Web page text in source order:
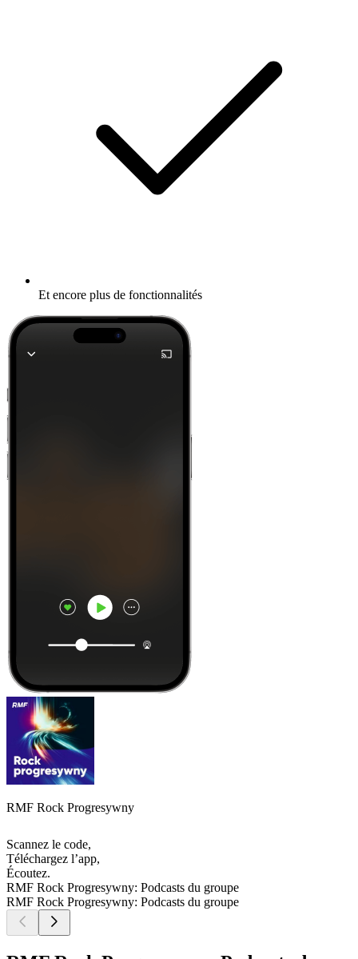
Et encore plus de fonctionnalités
RMF Rock Progresywny
Scannez le code,
Téléchargez l’app,
Écoutez.
RMF Rock Progresywny: Podcasts du groupe
RMF Rock Progresywny: Podcasts du groupe